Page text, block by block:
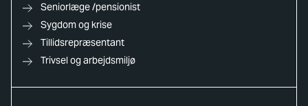
Seniorlæge /pensionist
Sygdom og krise
Tillidsrepræsentant
Trivsel og arbejdsmiljø